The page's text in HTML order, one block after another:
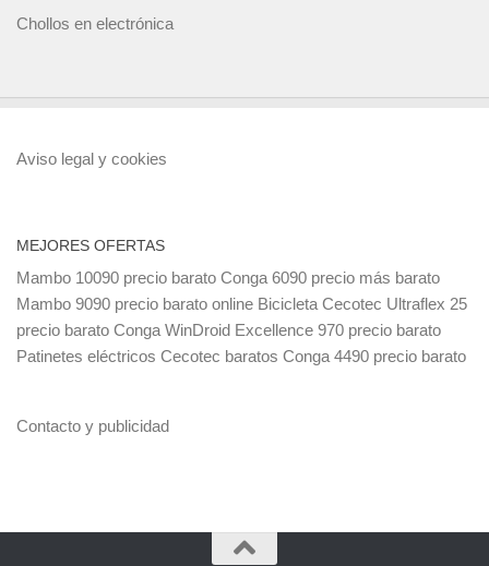
Chollos en electrónica
Aviso legal y cookies
MEJORES OFERTAS
Mambo 10090 precio barato Conga 6090 precio más barato
Mambo 9090 precio barato online Bicicleta Cecotec Ultraflex 25
precio barato Conga WinDroid Excellence 970 precio barato
Patinetes eléctricos Cecotec baratos Conga 4490 precio barato
Contacto y publicidad